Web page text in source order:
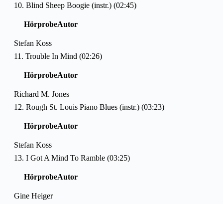
10. Blind Sheep Boogie (instr.) (02:45)
HörprobeAutor
Stefan Koss
11. Trouble In Mind (02:26)
HörprobeAutor
Richard M. Jones
12. Rough St. Louis Piano Blues (instr.) (03:23)
HörprobeAutor
Stefan Koss
13. I Got A Mind To Ramble (03:25)
HörprobeAutor
Gine Heiger